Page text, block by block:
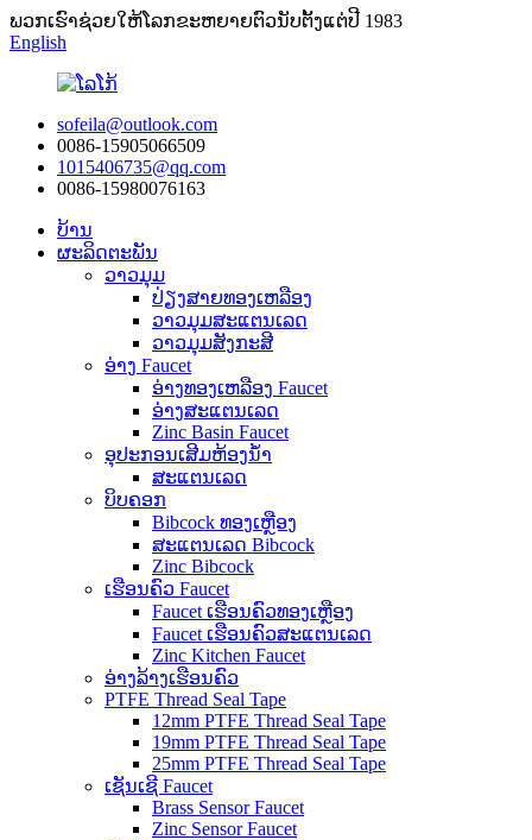
ພວກ​ເຮົາ​ຊ່ວຍ​ໃຫ້​ໂລກ​ຂະ​ຫຍາຍ​ຕົວ​ນັບ​ຕັ້ງ​ແຕ່​ປີ 1983​
English
sofeila@outlook.com
0086-15905066509
1015406735@qq.com
0086-15980076163
ບ້ານ
ຜະລິດຕະພັນ
ວາວມຸມ
ປ່ຽງສາຍທອງເຫລືອງ
ວາວມຸມສະແຕນເລດ
ວາວມຸມສັງກະສີ
ອ່າງ Faucet
ອ່າງທອງເຫລືອງ Faucet
ອ່າງສະແຕນເລດ
Zinc Basin Faucet
ອຸປະກອນເສີມຫ້ອງນ້ໍາ
ສະແຕນເລດ
ບິບຄອກ
Bibcock ທອງເຫຼືອງ
ສະແຕນເລດ Bibcock
Zinc Bibcock
ເຮືອນຄົວ Faucet
Faucet ເຮືອນຄົວທອງເຫຼືອງ
Faucet ເຮືອນຄົວສະແຕນເລດ
Zinc Kitchen Faucet
ອ່າງລ້າງເຮືອນຄົວ
PTFE Thread Seal Tape
12mm PTFE Thread Seal Tape
19mm PTFE Thread Seal Tape
25mm PTFE Thread Seal Tape
ເຊັນເຊີ Faucet
Brass Sensor Faucet
Zinc Sensor Faucet